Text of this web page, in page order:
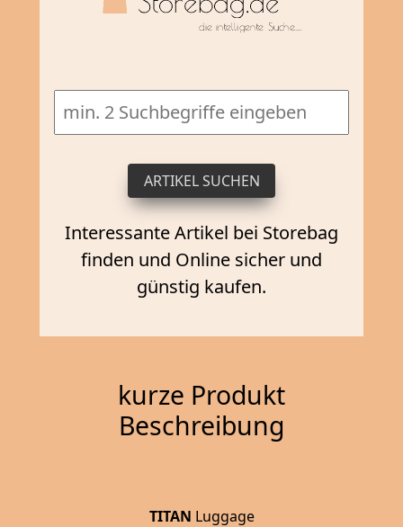
Interessante Artikel bei Storebag
finden und Online sicher und
günstig kaufen.
kurze Produkt
Beschreibung
TITAN Luggage